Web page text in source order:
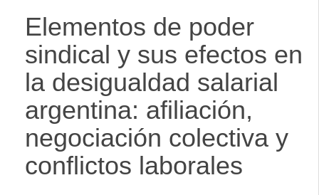
Elementos de poder
sindical y sus efectos en
la desigualdad salarial
argentina: afiliación,
negociación colectiva y
conflictos laborales